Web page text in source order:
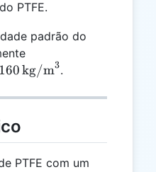
PTFE.
padrão do
\text{lb/in}^3
\,
kg/m3.
PTFE com um